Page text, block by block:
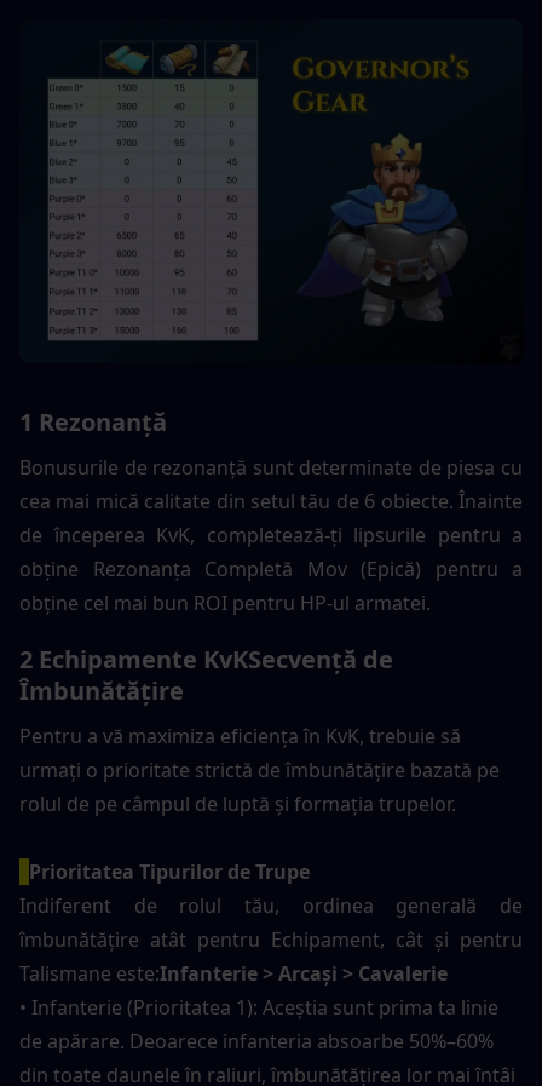
1 Rezonanță
Bonusurile de rezonanță sunt determinate de piesa cu
cea mai mică calitate din setul tău de 6 obiecte. Înainte
de începerea KvK, completează-ți lipsurile pentru a
obține Rezonanța Completă Mov (Epică) pentru a
obține cel mai bun ROI pentru HP-ul armatei.
2 Echipamente KvKSecvență de
Îmbunătățire
Pentru a vă maximiza eficiența în KvK, trebuie să
urmați o prioritate strictă de îmbunătățire bazată pe
rolul de pe câmpul de luptă și formația trupelor.
Prioritatea Tipurilor de Trupe
Indiferent de rolul tău, ordinea generală de
îmbunătățire atât pentru Echipament, cât și pentru
Talismane este:Infanterie > Arcași > Cavalerie
• Infanterie (Prioritatea 1): Aceștia sunt prima ta linie
de apărare. Deoarece infanteria absoarbe 50%–60%
din toate daunele în raliuri, îmbunătățirea lor mai întâi